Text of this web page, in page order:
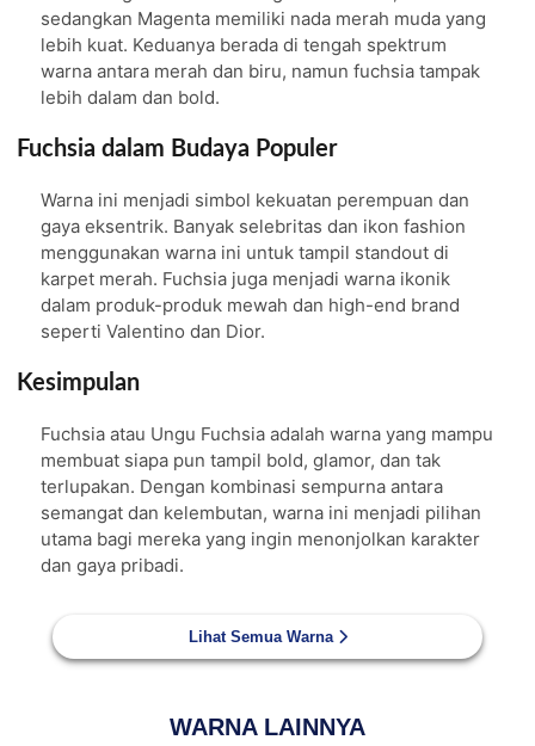
sedangkan Magenta memiliki nada merah muda yang
lebih kuat. Keduanya berada di tengah spektrum
warna antara merah dan biru, namun fuchsia tampak
lebih dalam dan bold.
Fuchsia dalam Budaya Populer
Warna ini menjadi simbol kekuatan perempuan dan
gaya eksentrik. Banyak selebritas dan ikon fashion
menggunakan warna ini untuk tampil standout di
karpet merah. Fuchsia juga menjadi warna ikonik
dalam produk-produk mewah dan high-end brand
seperti Valentino dan Dior.
Kesimpulan
Fuchsia atau Ungu Fuchsia adalah warna yang mampu
membuat siapa pun tampil bold, glamor, dan tak
terlupakan. Dengan kombinasi sempurna antara
semangat dan kelembutan, warna ini menjadi pilihan
utama bagi mereka yang ingin menonjolkan karakter
dan gaya pribadi.
Lihat Semua Warna
WARNA LAINNYA